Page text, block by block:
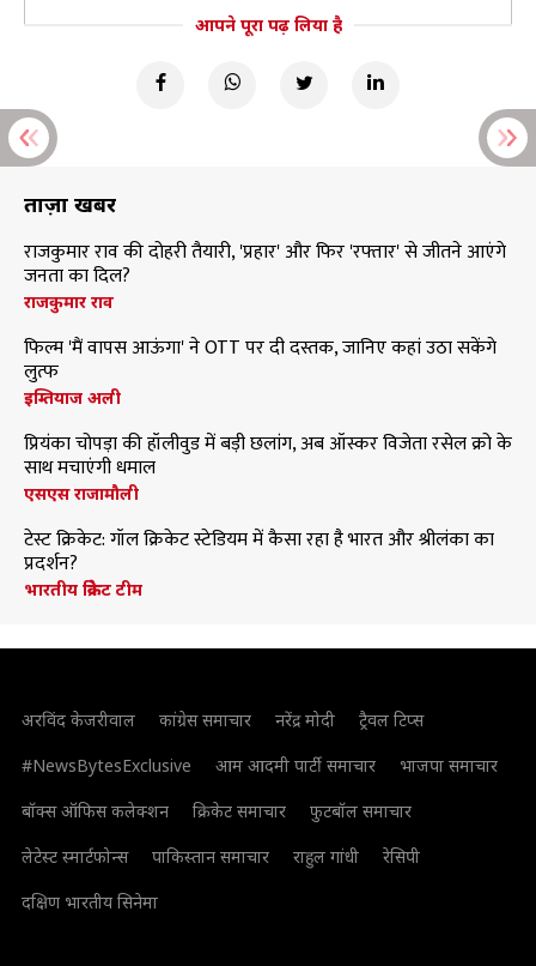
आपने पूरा पढ़ लिया है
ताज़ा खबरें
राजकुमार राव की दोहरी तैयारी, 'प्रहार' और फिर 'रफ्तार' से जीतने आएंगे
जनता का दिल?
राजकुमार राव
फिल्म 'मैं वापस आऊंगा' ने OTT पर दी दस्तक, जानिए कहां उठा सकेंगे
लुत्फ
इम्तियाज अली
प्रियंका चोपड़ा की हॉलीवुड में बड़ी छलांग, अब ऑस्कर विजेता रसेल क्रो के
साथ मचाएंगी धमाल
एसएस राजामौली
टेस्ट क्रिकेट: गॉल क्रिकेट स्टेडियम में कैसा रहा है भारत और श्रीलंका का
प्रदर्शन?
भारतीय क्रिकेट टीम
अरविंद केजरीवाल कांग्रेस समाचार नरेंद्र मोदी
ट्रैवल टिप्स
#NewsBytesExclusive
आम आदमी पार्टी समाचार
भाजपा समाचार
बॉक्स ऑफिस कलेक्शन
क्रिकेट समाचार
फुटबॉल समाचार
लेटेस्ट स्मार्टफोन्स
पाकिस्तान समाचार राहुल गांधी
रेसिपी
दक्षिण भारतीय सिनेमा